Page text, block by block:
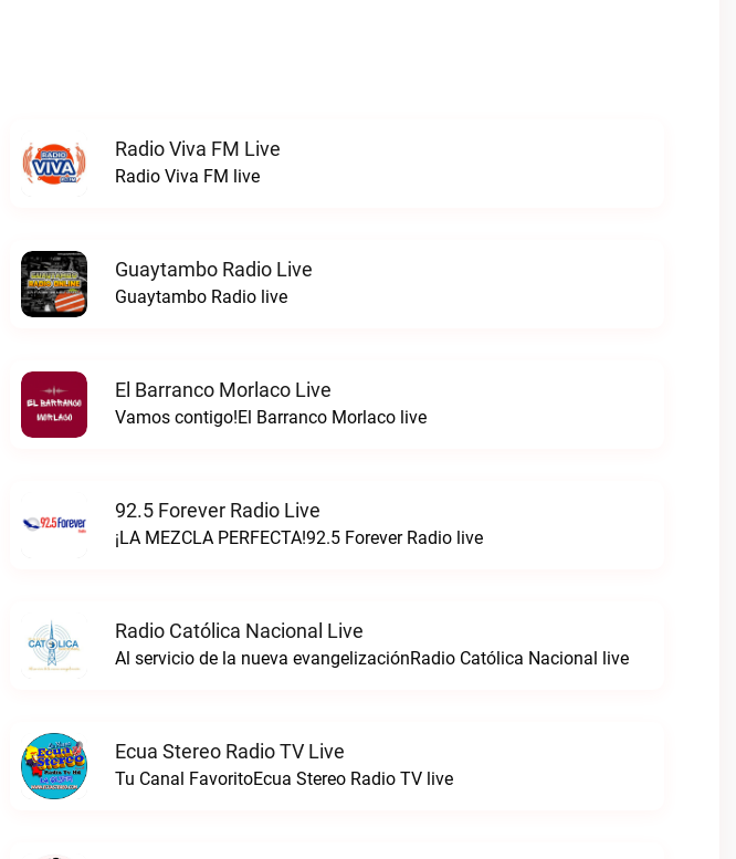
Radio Viva FM Live
Radio Viva FM live
Guaytambo Radio Live
Guaytambo Radio live
El Barranco Morlaco Live
Vamos contigo!El Barranco Morlaco live
92.5 Forever Radio Live
¡LA MEZCLA PERFECTA!92.5 Forever Radio live
Radio Católica Nacional Live
Al servicio de la nueva evangelizaciónRadio Católica Nacional live
Ecua Stereo Radio TV Live
Tu Canal FavoritoEcua Stereo Radio TV live